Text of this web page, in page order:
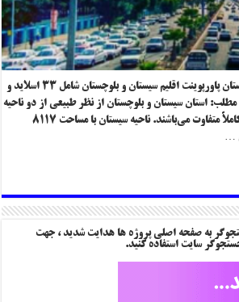
پاورپوینت اقلیم سیستان و بلوچستان پاورپوینت اقلیم سیستان و بلوچستان شامل ۳۳ اسلاید و
استان سیستان و بلوچستان از نظر طبیعی از دو ناحیه
تشکیل شده است که با یکدیگر کاملاً متفاوت می‌باشند. ناحیه سیستان با مساحت ۸۱۱۷
…
به صفحه اصلی پروژه ها هدایت شدید ، جهت
سایت استفاده کنید.